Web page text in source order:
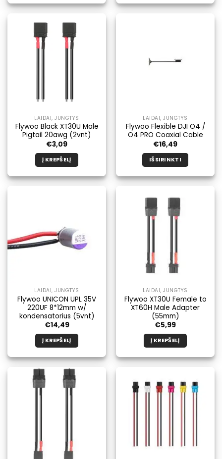
LAIDAI, JUNGTYS
Flywoo Black XT30U Male
Pigtail 20awg (2vnt)
€3,09
Į KREPŠELĮ
LAIDAI, JUNGTYS
Flywoo Flexible DJI O4 /
O4 PRO Coaxial Cable
€16,49
IŠSIRINKTI
produktas
kelis
variantus.
Galimybe
produkto
puslapyje.
LAIDAI, JUNGTYS
Flywoo UNICON UPL 35V
220UF 8*12mm w/
kondensatorius (5vnt)
€14,49
Į KREPŠELĮ
LAIDAI, JUNGTYS
Flywoo XT30U Female to
XT60H Male Adapter
(55mm)
€5,99
Į KREPŠELĮ